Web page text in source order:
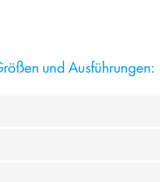
und Ausführungen: